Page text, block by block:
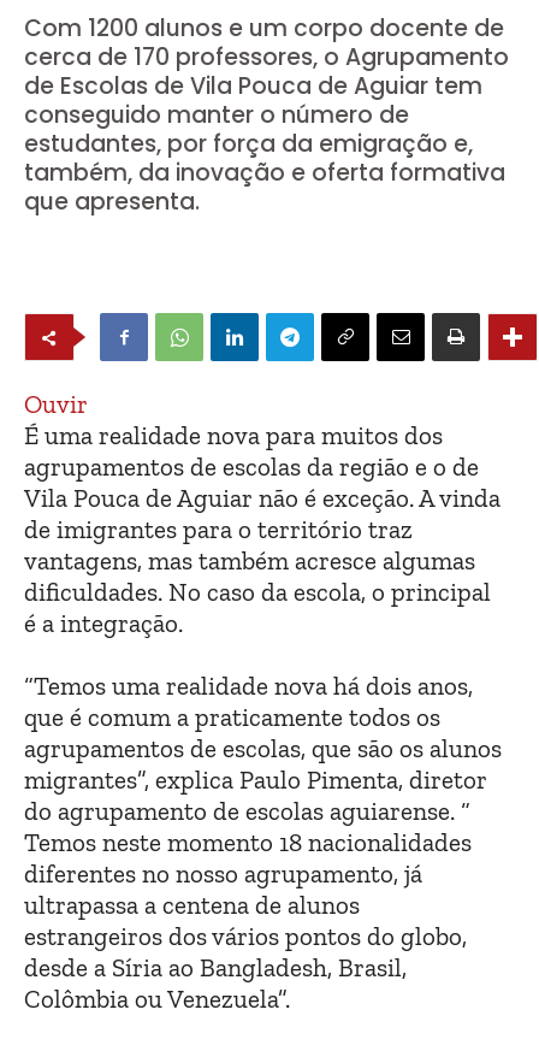
Com 1200 alunos e um corpo docente de
cerca de 170 professores, o Agrupamento
de Escolas de Vila Pouca de Aguiar tem
conseguido manter o número de
estudantes, por força da emigração e,
também, da inovação e oferta formativa
que apresenta.
Ouvir
É uma realidade nova para muitos dos
agrupamentos de escolas da região e o de
Vila Pouca de Aguiar não é exceção. A vinda
de imigrantes para o território traz
vantagens, mas também acresce algumas
dificuldades. No caso da escola, o principal
é a integração.
“Temos uma realidade nova há dois anos,
que é comum a praticamente todos os
agrupamentos de escolas, que são os alunos
migrantes”, explica Paulo Pimenta, diretor
do agrupamento de escolas aguiarense. “
Temos neste momento 18 nacionalidades
diferentes no nosso agrupamento, já
ultrapassa a centena de alunos
estrangeiros dos vários pontos do globo,
desde a Síria ao Bangladesh, Brasil,
Colômbia ou Venezuela”.